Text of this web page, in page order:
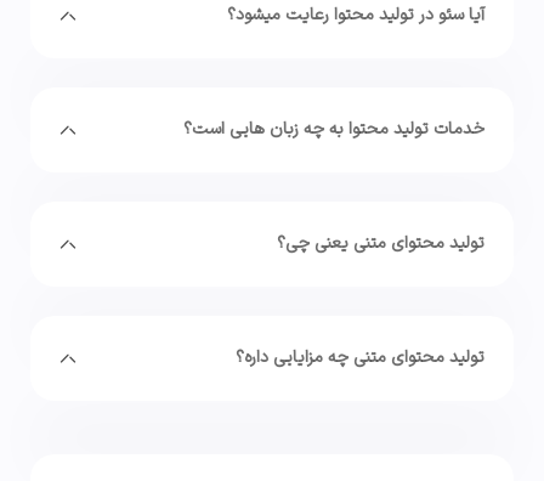
آیا سئو در تولید محتوا رعایت میشود؟
خدمات تولید محتوا به چه زبان هایی است؟
تولید محتوای متنی یعنی چی؟
تولید محتوای متنی چه مزایایی داره؟